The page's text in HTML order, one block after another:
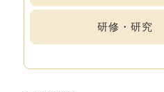
研修・研究